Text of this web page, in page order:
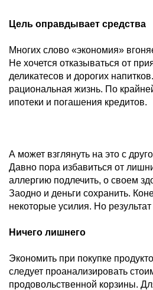
Цель оправдывает средства
Многих слово «экономия»
Не хочется отказываться от
деликатесов и дорогих
рациональная жизнь. По
ипотеки и погашения кредитов.
А может взглянуть на это с
Давно пора избавиться от
аллергию подлечить, о своем
Заодно и деньги сохранить.
некоторые усилия. Но результат
Ничего лишнего
Экономить при покупке
следует проанализировать
продовольственной корзины.